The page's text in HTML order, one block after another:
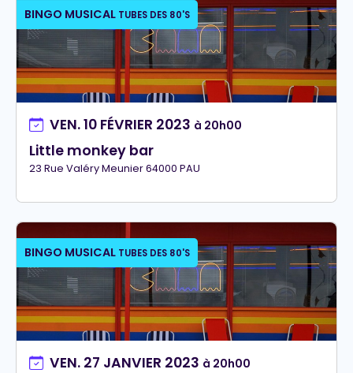
BINGO MUSICAL TUBES DES 80'S
VEN. 10 FÉVRIER 2023 à 20h00
Little monkey bar
23 Rue Valéry Meunier 64000 PAU
BINGO MUSICAL TUBES DES 80'S
VEN. 27 JANVIER 2023 à 20h00